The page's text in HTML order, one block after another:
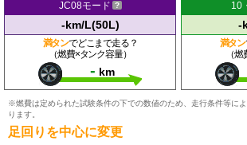
JC08モード
-km/L(50L)
満タンでどこまで走る？
（燃費×タンク容量）
- km
10
-
満タン
（
※燃費は定められた試験条件の下での数値のため、走行条件等に
ります。
足回りを中心に変更